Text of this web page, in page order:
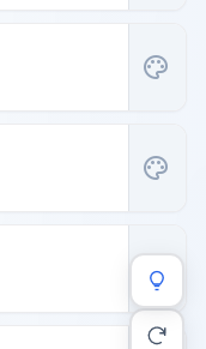
palette
palette
palette